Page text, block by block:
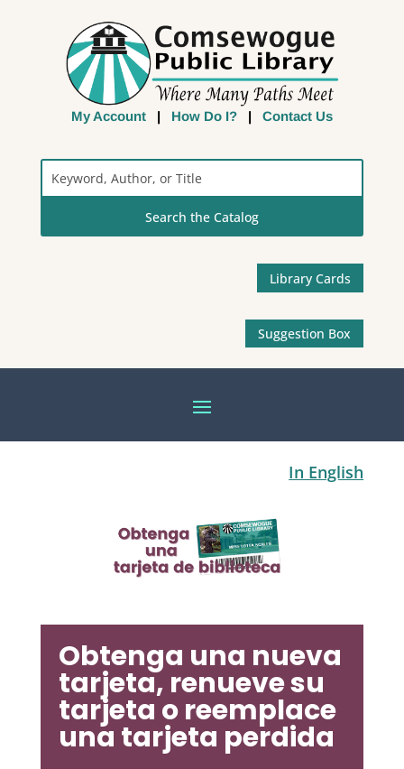
My Account| How Do I?| Contact Us
Library Cards
Suggestion Box
In English
Obtenga una nueva
tarjeta, renueve su
tarjeta o reemplace
una tarjeta perdida